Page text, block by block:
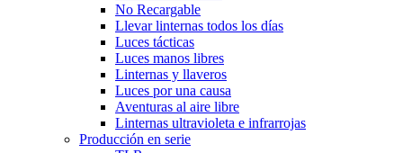
No Recargable
Llevar linternas todos los días
Luces tácticas
Luces manos libres
Linternas y llaveros
Luces por una causa
Aventuras al aire libre
Linternas ultravioleta e infrarrojas
Producción en serie